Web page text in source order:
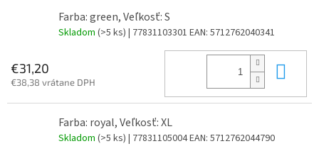
Farba: green, Veľkosť: S
Skladom (>5 ks) | 77831103301 EAN: 5712762040341
€31,20
€38,38 vrátane DPH
Farba: royal, Veľkosť: XL
Skladom (>5 ks) | 77831105004EAN: 5712762044790